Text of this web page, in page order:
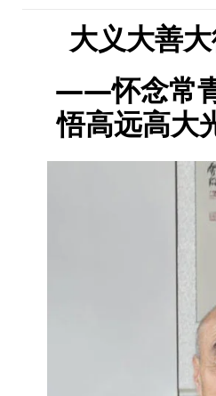
大义大善
——怀念常
悟高远高大